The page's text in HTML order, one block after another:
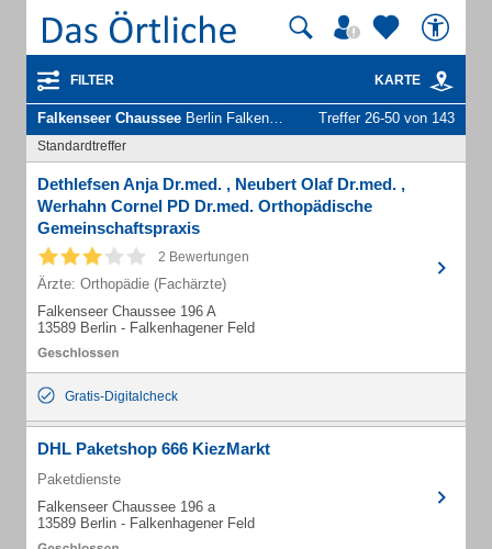
FILTER KARTE
Falkenseer Chaussee Berlin Falkenhagener Feld - Unternehmen und Personen Treffer 26-50 von 143
Standardtreffer
Dethlefsen Anja Dr.med. , Neubert Olaf Dr.med. ,
Werhahn Cornel PD Dr.med. Orthopädische
Gemeinschaftspraxis
2 Bewertungen
Ärzte: Orthopädie (Fachärzte)
Falkenseer Chaussee 196 A
13589 Berlin - Falkenhagener Feld
Gratis-Digitalcheck
DHL Paketshop 666 KiezMarkt
Paketdienste
Falkenseer Chaussee 196 a
13589 Berlin - Falkenhagener Feld